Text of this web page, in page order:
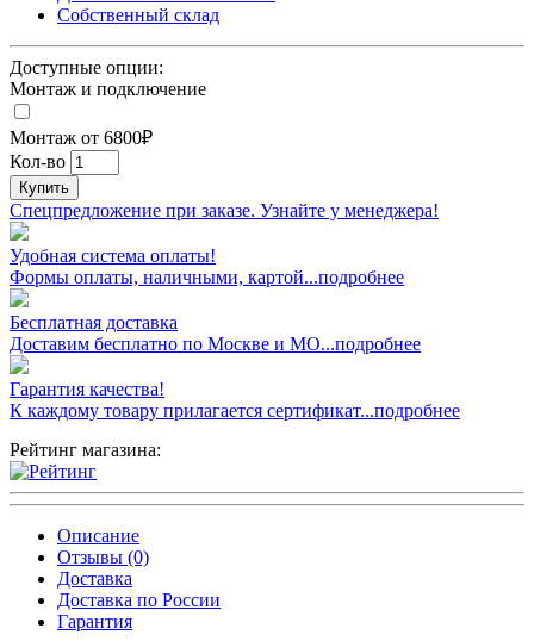
Собственный склад
Доступные опции:
Монтаж и подключение
Монтаж от 6800₽
Кол-во
Купить
Спецпредложение при заказе. Узнайте у менеджера!
Удобная система оплаты!
Формы оплаты, наличными, картой...подробнее
Бесплатная доставка
Доставим бесплатно по Москве и МО...подробнее
Гарантия качества!
К каждому товару прилагается сертификат...подробнее
Рейтинг магазина:
Описание
Отзывы (0)
Доставка
Доставка по России
Гарантия